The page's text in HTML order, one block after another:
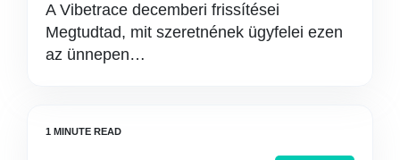
A Vibetrace decemberi frissítései
Megtudtad, mit szeretnének ügyfelei ezen
az ünnepen…